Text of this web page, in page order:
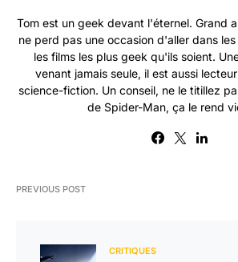
Tom est un geek devant l'éternel. Grand
ne perd pas une occasion d'aller dans
les films les plus geek qu'ils soient.
venant jamais seule, il est aussi
science-fiction. Un conseil, ne le titillez
de Spider-Man, ça le rend
PREVIOUS POST
CRITIQUES